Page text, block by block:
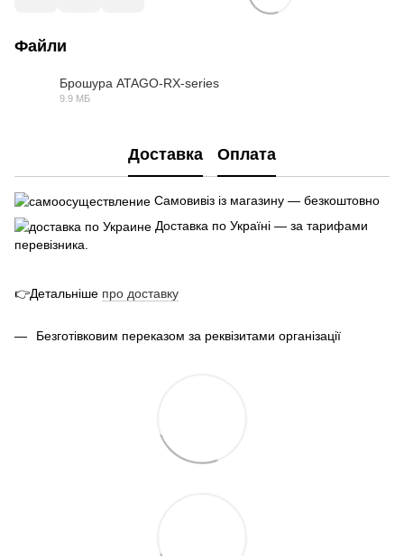
Файли
Брошура ATAGO-RX-series
9.9 МБ
Доставка Оплата
Самовивіз із магазину — безкоштовно
Доставка по Україні — за тарифами
перевізника.
👉Детальніше про доставку
Безготівковим переказом за реквізитами організації